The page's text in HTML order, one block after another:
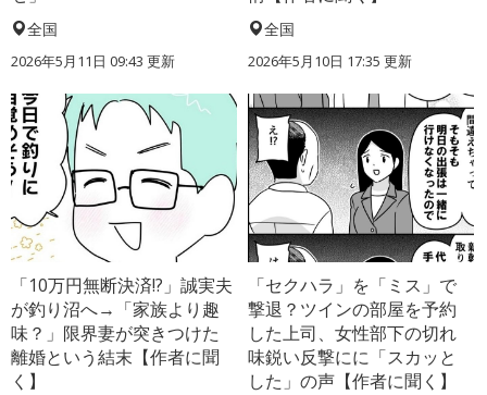
全国
2026年5月11日 09:43 更新
全国
2026年5月10日 17:35 更新
「10万円無断決済!?」誠実夫
が釣り沼へ→「家族より趣
味？」限界妻が突きつけた
離婚という結末【作者に聞
く】
「セクハラ」を「ミス」で
撃退？ツインの部屋を予約
した上司、女性部下の切れ
味鋭い反撃にに「スカッと
した」の声【作者に聞く】